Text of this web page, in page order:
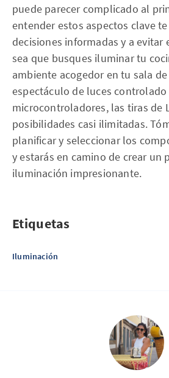
puede parecer complicado al
entender estos aspectos clave
decisiones informadas y a evitar
sea que busques iluminar tu
ambiente acogedor en tu sala
espectáculo de luces
microcontroladores, las tiras de
posibilidades casi ilimitadas.
planificar y seleccionar los
y estarás en camino de crear un
iluminación impresionante.
Etiquetas
Iluminación